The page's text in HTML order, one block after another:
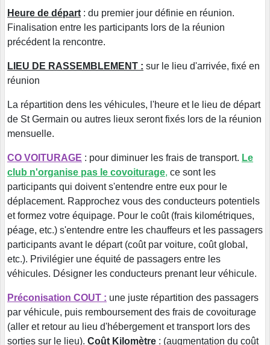
Heure de départ : du premier jour définie en réunion.
Finalisation entre les participants lors de la réunion
précédent la rencontre.
LIEU DE RASSEMBLEMENT : sur le lieu d'arrivée, fixé en
réunion
La répartition dens les véhicules, l'heure et le lieu de départ
de St Germain ou autres lieux seront fixés lors de la réunion
mensuelle.
CO VOITURAGE : pour diminuer les frais de transport. Le
club n'organise pas le covoiturage, ce sont les
participants qui doivent s'entendre entre eux pour le
déplacement. Rapprochez vous des conducteurs potentiels
et formez votre équipage. Pour le coût (frais kilométriques,
péage, etc.) s'entendre entre les chauffeurs et les passagers
participants avant le départ (coût par voiture, coût global,
etc.). Privilégier une équité de passagers entre les
véhicules. Désigner les conducteurs prenant leur véhicule.
Préconisation COUT : une juste répartition des passagers
par véhicule, puis remboursement des frais de covoiturage
(aller et retour au lieu d'hébergement et transport lors des
sorties sur le lieu). Coût Kilomètre : (augmentation du coût